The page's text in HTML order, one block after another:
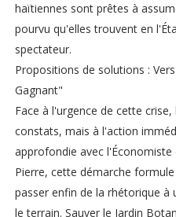
haïtiennes sont prêtes à
pourvu qu'elles trouvent en
spectateur.
Propositions de solutions :
Gagnant"
Face à l'urgence de cette
constats, mais à l'action
approfondie avec l'Économiste
Pierre, cette démarche
passer enfin de la rhétorique
le terrain. Sauver le Jardin